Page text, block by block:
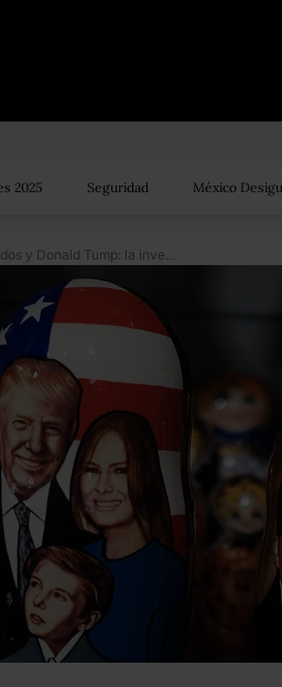
2025 Seguridad México
Estados Unidos y Donald Tump: la investigación sobre la trama rusa explicada en 300 palabras